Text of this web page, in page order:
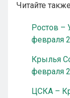
Читайте
Ростов –
февраля
Крылья
февраля
ЦСКА –